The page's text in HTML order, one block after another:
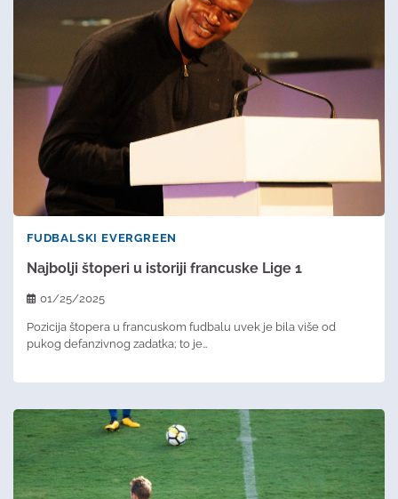
FUDBALSKI EVERGREEN
Najbolji štoperi u istoriji francuske Lige 1
01/25/2025
Pozicija štopera u francuskom fudbalu uvek je bila više od
pukog defanzivnog zadatka; to je…